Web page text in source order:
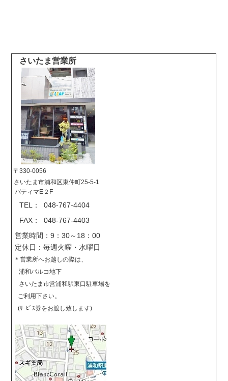
さいたま営業所
〒330-0056
さいたま市浦和区東仲町25-5-1
バティマE２F
TEL： 048-767-4404
FAX： 048-767-4403
営業時間：9：30～18：00
定休日：毎週火曜・水曜日
＊営業所へお越しの際は、
浦和パルコ地下
さいたま市営浦和駅東口駐車場を
ご利用下さい。
(ｻｰﾋﾞｽ券をお渡し致します)